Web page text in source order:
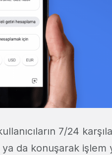
7/24
da konuşarak işlem